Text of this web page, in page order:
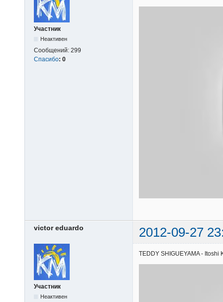
Участник
Неактивен
Сообщений: 299
Спасибо: 0
victor eduardo 2012-09-27
Участник
Неактивен
TEDDY SHIGUEYAMA -